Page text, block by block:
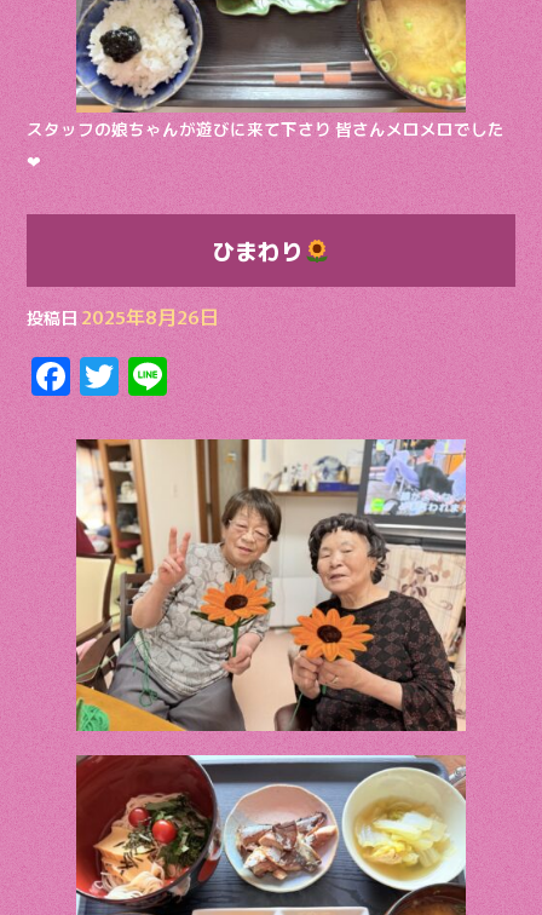
スタッフの娘ちゃんが遊びに来て下さり 皆さんメロメロでした‪‪
❤︎
ひまわり
投稿日 2025年8月26日
F
ac
e
b
o
o
k
T
w
itt
er
Li
n
e